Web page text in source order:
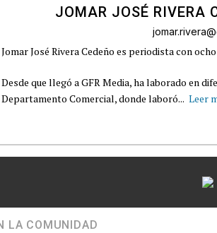
JOMAR JOSÉ RIVERA
Jomar José Rivera Cedeño es periodista con
Desde que llegó a GFR Media, ha laborado en
Departamento Comercial, donde laboró... Leer
LA COMUNIDAD